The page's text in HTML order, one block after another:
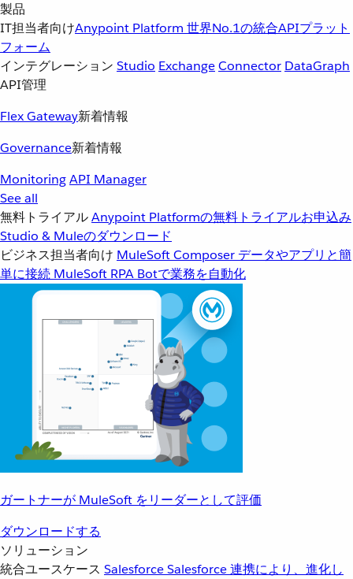
製品
IT担当者向けAnypoint Platform 世界No.1の統合APIプラット
フォーム
インテグレーション Studio ExchangeConnector DataGraph
API管理
Flex Gateway新着情報
Governance新着情報
MonitoringAPI Manager
See all
無料トライアルAnypoint Platformの無料トライアルお申込み
Studio & Muleのダウンロード
ビジネス担当者向け MuleSoft Composer データやアプリと簡
単に接続 MuleSoft RPA Botで業務を自動化
ガートナーが MuleSoft をリーダーとして評価
ダウンロードする
ソリューション
統合ユースケース SalesforceSalesforce 連携により、進化し